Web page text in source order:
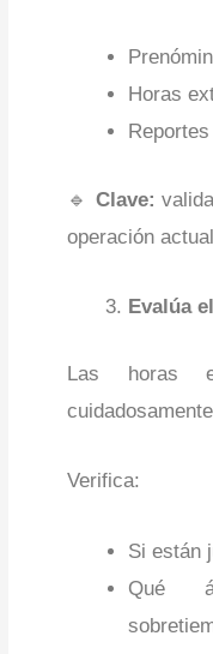
Horas
🔹 Clave:
operación
Evalúa
Las horas
Verifica:
Si están
Qué